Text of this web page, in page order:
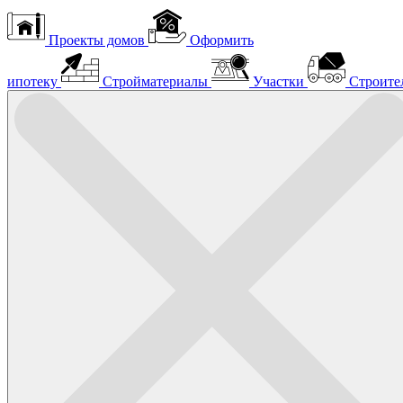
Проекты домов Оформить
ипотеку Стройматериалы Участки